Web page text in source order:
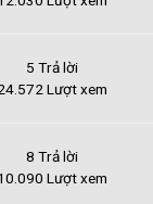
5 Trả lời
Lượt xem
8 Trả lời
Lượt xem